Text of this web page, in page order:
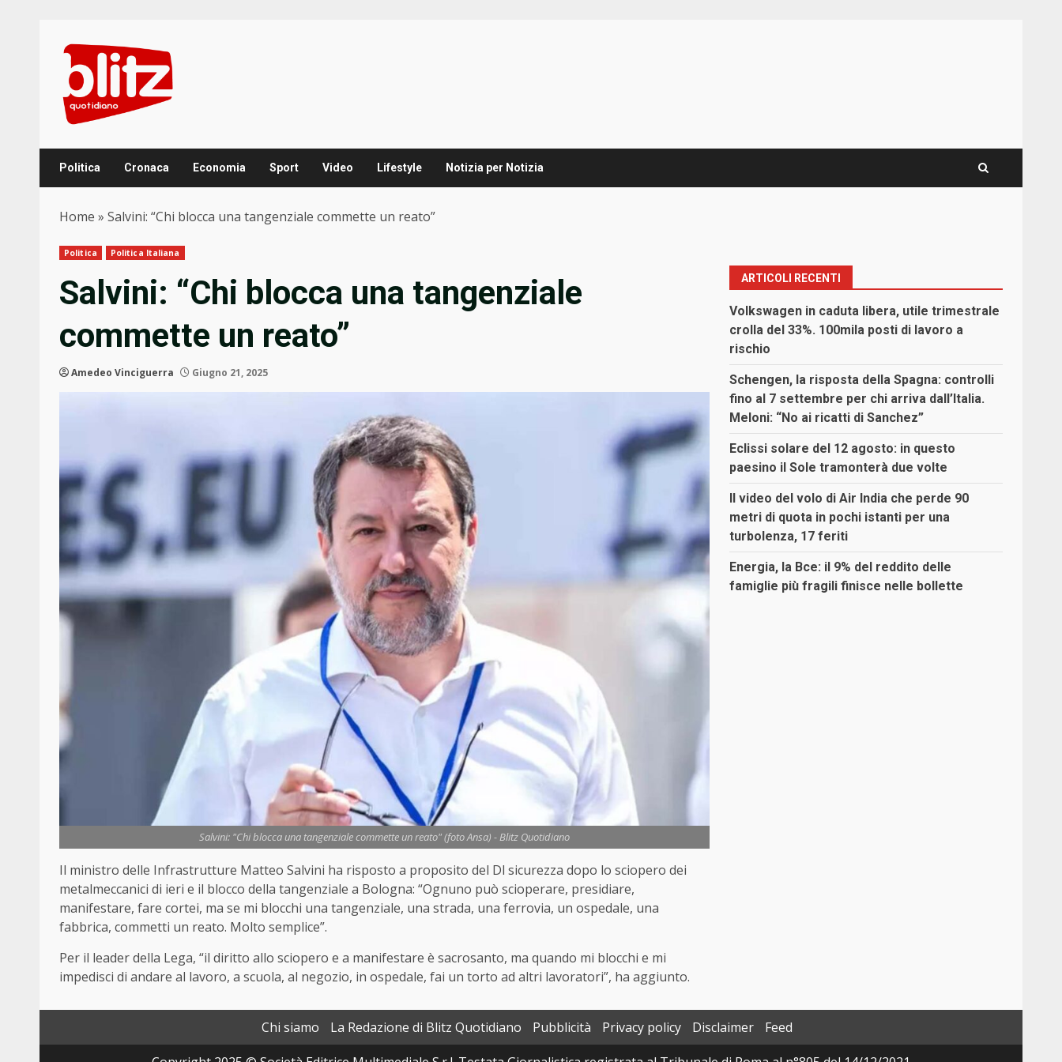
content
Politica Cronaca Economia Sport Video Lifestyle Notizia per Notizia
Home » Salvini: “Chi blocca una tangenziale commette un reato”
Politica Politica Italiana
Salvini: “Chi blocca una tangenziale
commette un reato”
Amedeo Vinciguerra Giugno 21, 2025
Salvini: "Chi blocca una tangenziale commette un reato" (foto Ansa) - Blitz Quotidiano
Il ministro delle Infrastrutture Matteo Salvini ha risposto a proposito del Dl sicurezza dopo lo sciopero dei
metalmeccanici di ieri e il blocco della tangenziale a Bologna: “Ognuno può scioperare, presidiare,
manifestare, fare cortei, ma se mi blocchi una tangenziale, una strada, una ferrovia, un ospedale, una
fabbrica, commetti un reato. Molto semplice”.
Per il leader della Lega, “il diritto allo sciopero e a manifestare è sacrosanto, ma quando mi blocchi e mi
impedisci di andare al lavoro, a scuola, al negozio, in ospedale, fai un torto ad altri lavoratori”, ha aggiunto.
ARTICOLI RECENTI
Volkswagen in caduta libera, utile trimestrale
crolla del 33%. 100mila posti di lavoro a
rischio
Schengen, la risposta della Spagna: controlli
fino al 7 settembre per chi arriva dall’Italia.
Meloni: “No ai ricatti di Sanchez”
Eclissi solare del 12 agosto: in questo
paesino il Sole tramonterà due volte
Il video del volo di Air India che perde 90
metri di quota in pochi istanti per una
turbolenza, 17 feriti
Energia, la Bce: il 9% del reddito delle
famiglie più fragili finisce nelle bollette
Chi siamo La Redazione di Blitz Quotidiano Pubblicità Privacy policy Disclaimer
Feed